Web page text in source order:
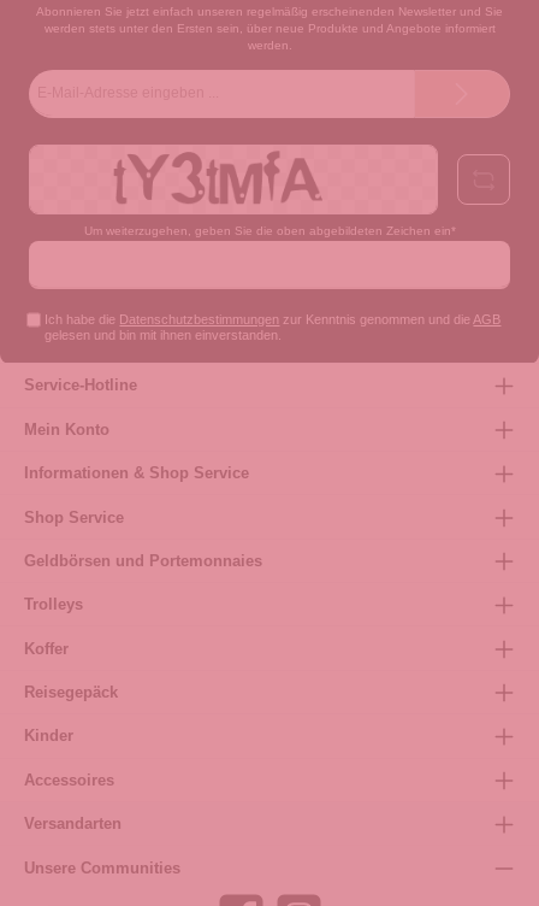
Abonnieren Sie jetzt einfach unseren regelmäßig erscheinenden Newsletter und Sie
werden stets unter den Ersten sein, über neue Produkte und Angebote informiert
werden.
Um weiterzugehen, geben Sie die oben abgebildeten Zeichen ein*
Ich habe die Datenschutzbestimmungen zur Kenntnis genommen und die AGB
gelesen und bin mit ihnen einverstanden.
Service-Hotline
Mein Konto
Informationen & Shop Service
Shop Service
Geldbörsen und Portemonnaies
Trolleys
Koffer
Reisegepäck
Kinder
Accessoires
Versandarten
Unsere Communities